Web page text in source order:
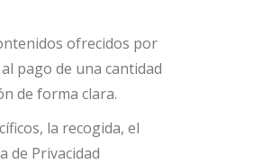
ofrecidos por
pago de una cantidad
de forma clara.
la recogida, el
de Privacidad